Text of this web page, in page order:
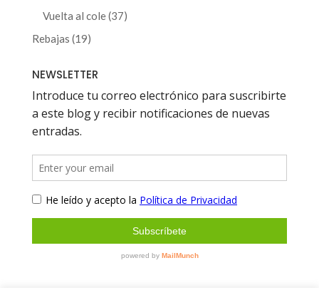
productos
Vuelta al cole 3737
Rebajas 1919
NEWSLETTER